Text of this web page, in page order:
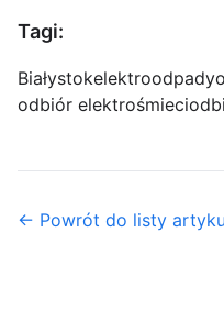
Tagi:
Białystokelektroodpady
odbiór elektrośmieci
← Powrót do listy